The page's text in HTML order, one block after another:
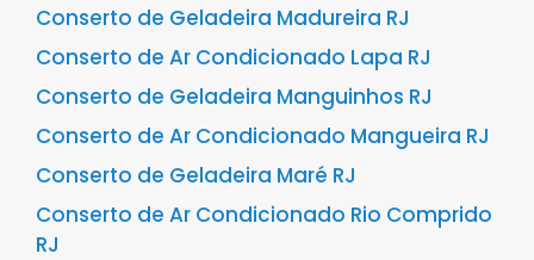
Conserto de Geladeira Madureira RJ
Conserto de Ar Condicionado Lapa RJ
Conserto de Geladeira Manguinhos RJ
Conserto de Ar Condicionado Mangueira RJ
Conserto de Geladeira Maré RJ
Conserto de Ar Condicionado Rio Comprido
RJ